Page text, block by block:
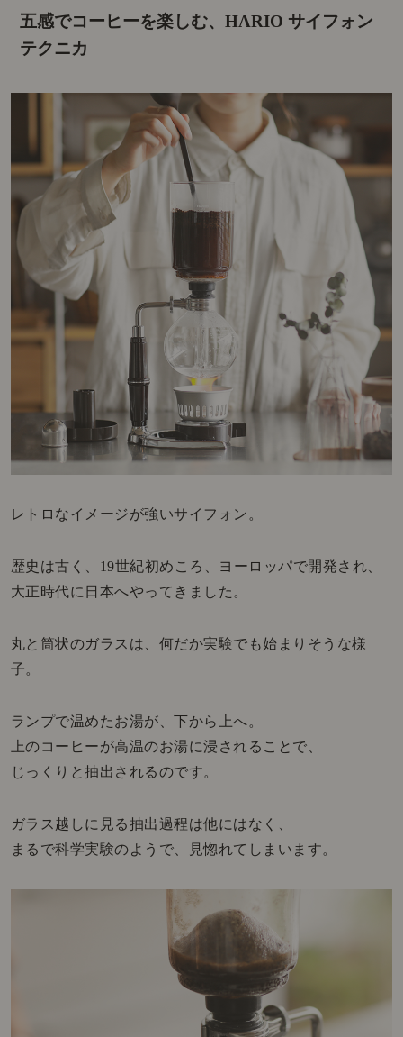
五感でコーヒーを楽しむ、HARIO サイフォン
テクニカ
レトロなイメージが強いサイフォン。
歴史は古く、19世紀初めころ、ヨーロッパで開発され、
大正時代に日本へやってきました。
丸と筒状のガラスは、何だか実験でも始まりそうな様
子。
ランプで温めたお湯が、下から上へ。
上のコーヒーが高温のお湯に浸されることで、
じっくりと抽出されるのです。
ガラス越しに見る抽出過程は他にはなく、
まるで科学実験のようで、見惚れてしまいます。